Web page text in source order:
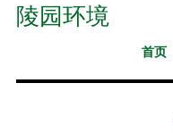
陵园环境
首页